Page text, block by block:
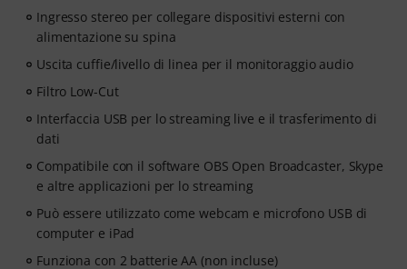
Ingresso stereo per collegare dispositivi esterni con
alimentazione su spina
Uscita cuffie/livello di linea per il monitoraggio audio
Filtro Low-Cut
Interfaccia USB per lo streaming live e il trasferimento di
dati
Compatibile con il software OBS Open Broadcaster, Skype
e altre applicazioni per lo streaming
Può essere utilizzato come webcam e microfono USB di
computer e iPad
Funziona con 2 batterie AA (non incluse)